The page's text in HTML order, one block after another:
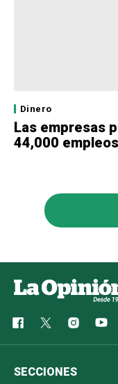
Dinero
Las empresas
44,000
SECCIONES